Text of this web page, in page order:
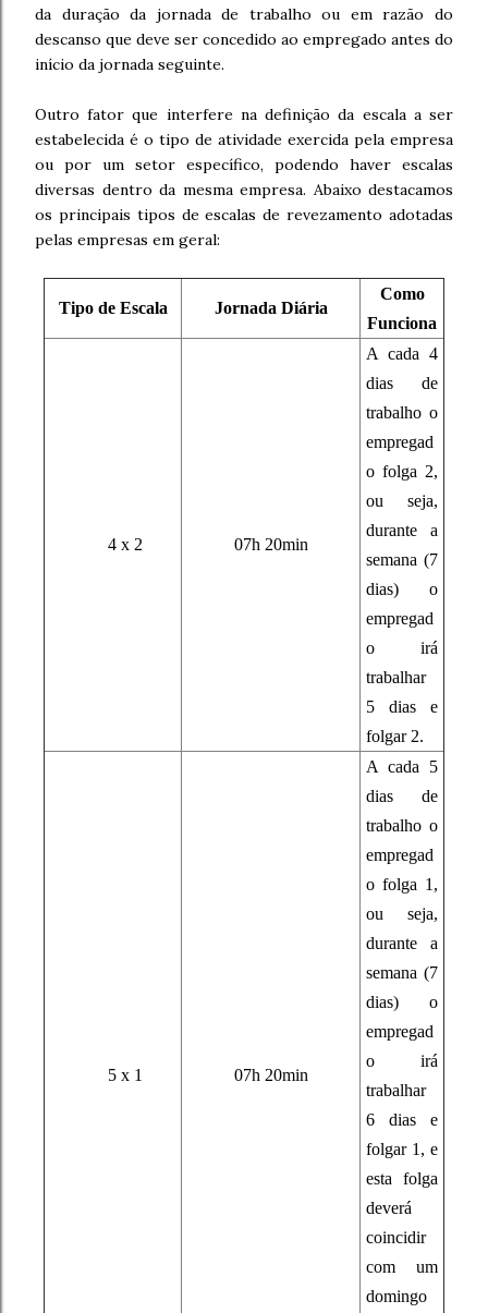
da duração da jornada de trabalho ou em razão do
descanso que deve ser concedido ao empregado antes do
início da jornada seguinte.
Outro fator que interfere na definição da escala a ser
estabelecida é o tipo de atividade exercida pela empresa
ou por um setor específico, podendo haver escalas
diversas dentro da mesma empresa. Abaixo destacamos
os principais tipos de escalas de revezamento adotadas
pelas empresas em geral:
Tipo de Escala Jornada Diária
Como
Funciona
4 x 2 07h 20min
A cada 4
dias de
trabalho o
empregad
o folga 2,
ou seja,
durante a
semana (7
dias) o
empregad
o irá
trabalhar
5 dias e
folgar 2.
5 x 1 07h 20min
A cada 5
dias de
trabalho o
empregad
o folga 1 ,
ou seja,
durante a
semana (7
dias) o
empregad
o irá
trabalhar
6 dias e
folgar 1, e
esta folga
deverá
coincidir
com um
domingo